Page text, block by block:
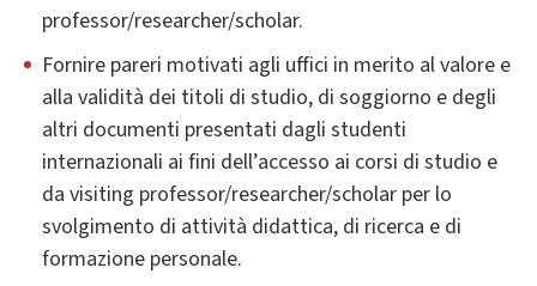
professor/researcher/scholar.
Fornire pareri motivati agli uffici in merito al valore e
alla validità dei titoli di studio, di soggiorno e degli
altri documenti presentati dagli studenti
internazionali ai fini dell’accesso ai corsi di studio e
da visiting professor/researcher/scholar per lo
svolgimento di attività didattica, di ricerca e di
formazione personale.